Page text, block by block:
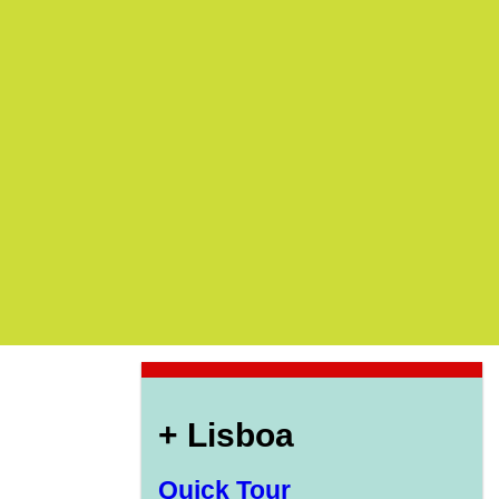
+ Lisboa
Quick Tour